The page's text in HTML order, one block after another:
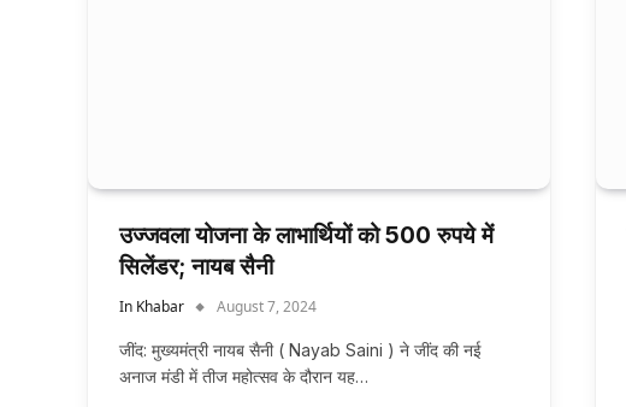
उज्जवला योजना के लाभार्थियों को 500 रुपये में
सिलेंडर; नायब सैनी
In Khabar August 7, 2024
जींद: मुख्यमंत्री नायब सैनी ( Nayab Saini ) ने जींद की नई
अनाज मंडी में तीज महोत्सव के दौरान यह…